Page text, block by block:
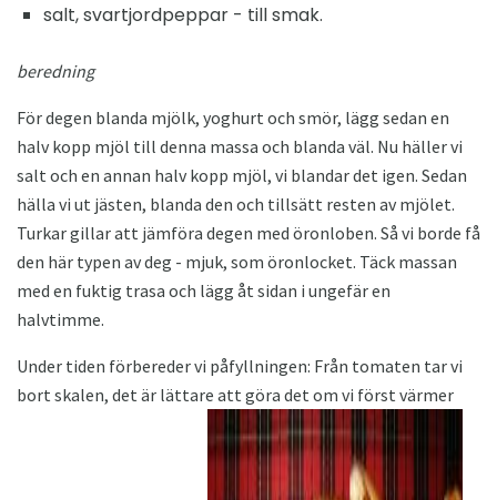
salt, svartjordpeppar - till smak.
beredning
För degen blanda mjölk, yoghurt och smör, lägg sedan en
halv kopp mjöl till denna massa och blanda väl. Nu häller vi
salt och en annan halv kopp mjöl, vi blandar det igen. Sedan
hälla vi ut jästen, blanda den och tillsätt resten av mjölet.
Turkar gillar att jämföra degen med öronloben. Så vi borde få
den här typen av deg - mjuk, som öronlocket. Täck massan
med en fuktig trasa och lägg åt sidan i ungefär en
halvtimme.
Under tiden förbereder vi påfyllningen: Från tomaten tar vi
bort skalen, det är lättare att göra det om vi först värmer